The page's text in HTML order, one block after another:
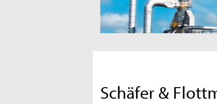
Schäfer &